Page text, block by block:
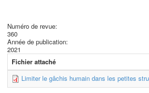
Numéro de revue:
360
Année de publication:
2021
Fichier attaché
Limiter le gâchis humain dans les petites